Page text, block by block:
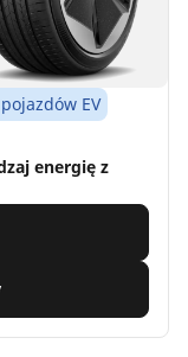
EV
energię z